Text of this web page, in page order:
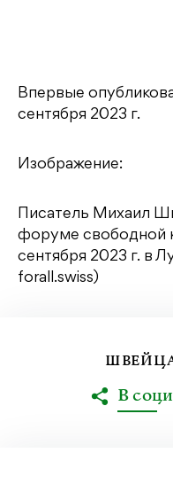
Впервые
сентября 2023 г.
Изображение:
Писатель Михаил
форуме свободной
сентября 2023 г. в
forall.swiss)
В